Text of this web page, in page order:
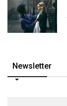
Newsletter